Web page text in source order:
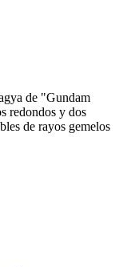
de "Gundam
redondos y dos
de rayos gemelos